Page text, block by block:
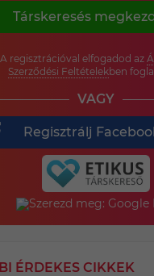
Társkeresés
A regisztrációval elfogadod az
Szerződési Feltételekben
VAGY
Regisztrálj
ÉRDEKES CIKKEK